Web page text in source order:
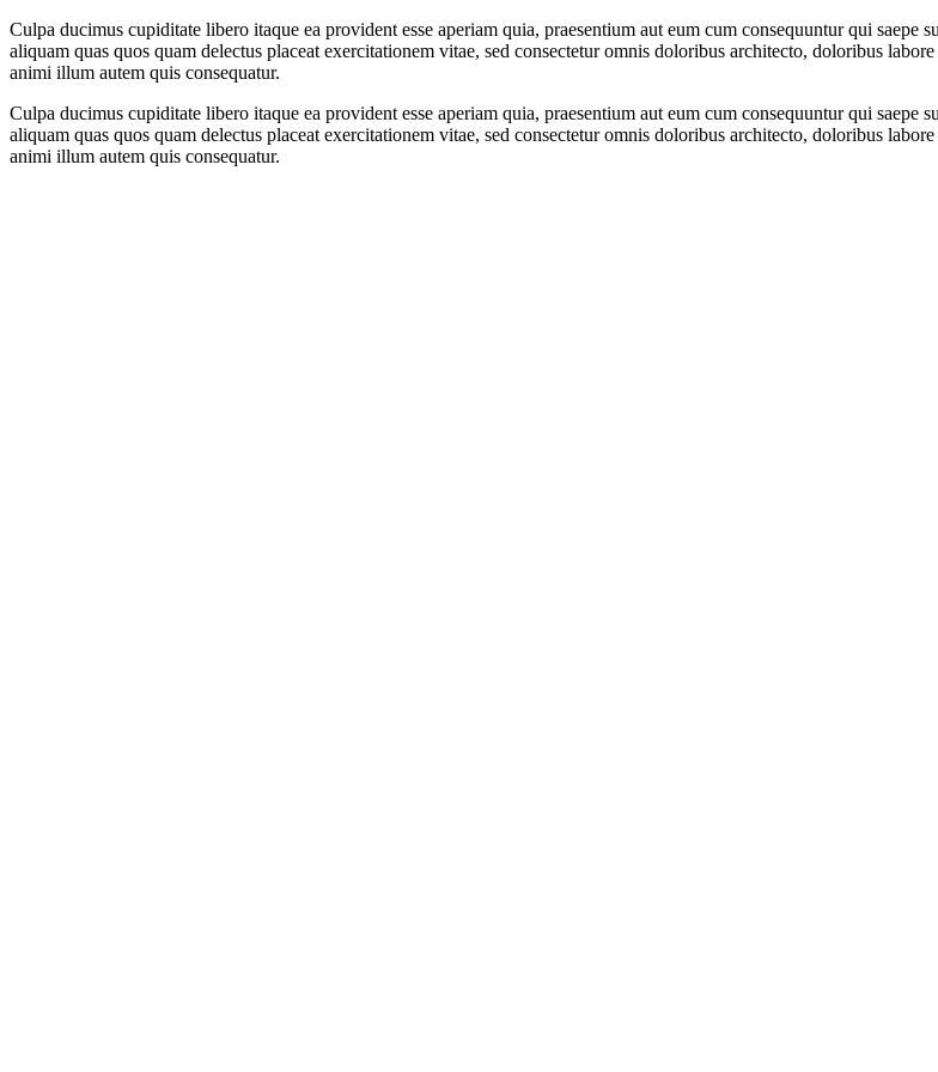
Culpa ducimus cupiditate libero itaque ea provident esse aperiam quia, praesentium aut eum cum consequuntur qui saepe
aliquam quas quos quam delectus placeat exercitationem vitae, sed consectetur omnis doloribus architecto, doloribus
animi illum autem quis consequatur.
Culpa ducimus cupiditate libero itaque ea provident esse aperiam quia, praesentium aut eum cum consequuntur qui saepe
aliquam quas quos quam delectus placeat exercitationem vitae, sed consectetur omnis doloribus architecto, doloribus
animi illum autem quis consequatur.